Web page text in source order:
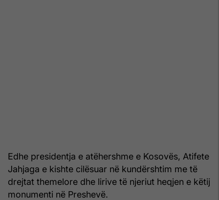
Edhe presidentja e atëhershme e Kosovës, Atifete
Jahjaga e kishte cilësuar në kundërshtim me të
drejtat themelore dhe lirive të njeriut heqjen e këtij
monumenti në Preshevë.